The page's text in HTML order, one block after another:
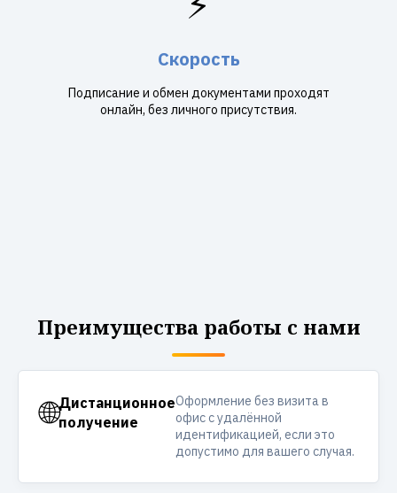
Скорость
Подписание и обмен документами проходят
онлайн, без личного присутствия.
Преимущества работы с нами
🌐Дистанционное
получение
Оформление без визита в
офис с удалённой
идентификацией, если это
допустимо для вашего случая.